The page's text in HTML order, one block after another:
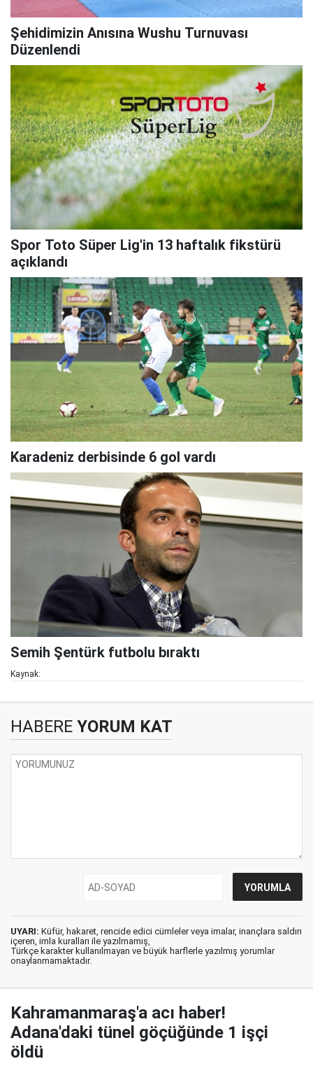
Şehidimizin Anısına Wushu Turnuvası
Düzenlendi
Spor Toto Süper Lig'in 13 haftalık fikstürü
açıklandı
Karadeniz derbisinde 6 gol vardı
Semih Şentürk futbolu bıraktı
Kaynak:
HABERE YORUM KAT
UYARI: Küfür, hakaret, rencide edici cümleler veya imalar, inançlara saldırı
içeren, imla kuralları ile yazılmamış,
Türkçe karakter kullanılmayan ve büyük harflerle yazılmış yorumlar
onaylanmamaktadır.
Kahramanmaraş'a acı haber!
Adana'daki tünel göçüğünde 1 işçi
öldü